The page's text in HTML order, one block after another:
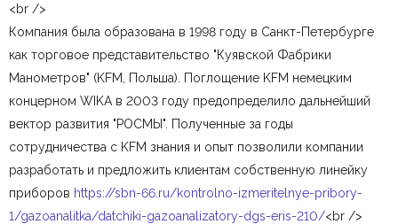
<br />
Компания была образована в 1998 году в Санкт-Петербурге
как торговое представительство "Куявской Фабрики
Манометров" (KFM, Польша). Поглощение KFM немецким
концерном WIKA в 2003 году предопределило дальнейший
вектор развития "РОСМЫ". Полученные за годы
сотрудничества с KFM знания и опыт позволили компании
разработать и предложить клиентам собственную линейку
приборов https://sbn-66.ru/kontrolno-izmeritelnye-pribory-
1/gazoanalitka/datchiki-gazoanalizatory-dgs-eris-210/<br />